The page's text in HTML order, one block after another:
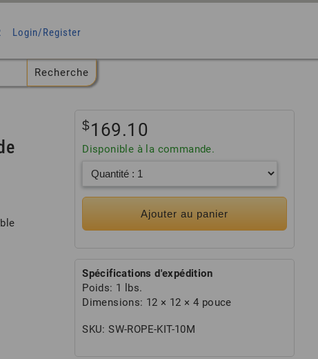
Login/Register
$169.10
Disponible à la commande.
Ajouter au panier
Spécifications d'expédition
Poids: 1 lbs.
Dimensions: 12 × 12 × 4 pouce
SKU:SW-ROPE-KIT-10M